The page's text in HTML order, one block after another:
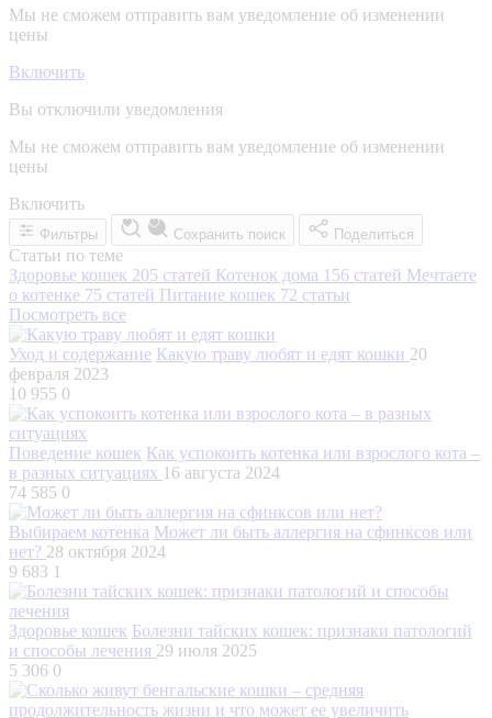
Мы не сможем отправить вам уведомление об изменении
цены
Включить
Вы отключили уведомления
Мы не сможем отправить вам уведомление об изменении
цены
Включить
Фильтры Сохранить поиск Поделиться
Статьи по теме
Здоровье кошек 205 статей Котенок дома 156 статей Мечтаете
о котенке 75 статей Питание кошек 72 статьи
Посмотреть все
Уход и содержание Какую траву любят и едят кошки 20
февраля 2023
10 955 0
Поведение кошек Как успокоить котенка или взрослого кота –
в разных ситуациях 16 августа 2024
74 585 0
Выбираем котенка Может ли быть аллергия на сфинксов или
нет? 28 октября 2024
9 683 1
Здоровье кошек Болезни тайских кошек: признаки патологий
и способы лечения 29 июля 2025
5 306 0